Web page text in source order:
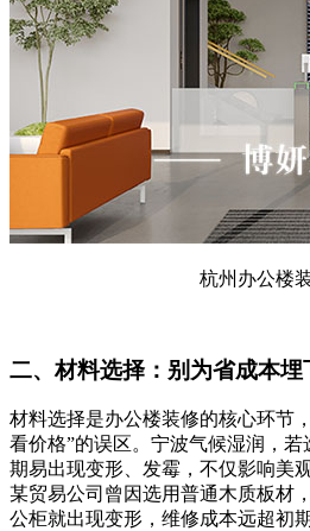
杭州办公楼
二、材料选择：别为省成本埋
材料选择是办公楼装修的核心环节
看价格”的误区。宁波气候湿润，
期易出现变形、发霉，不仅影响美
某贸易公司曾因选用普通木质板材
公柜就出现变形，维修成本远超初